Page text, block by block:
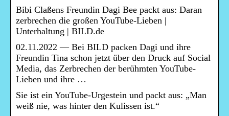
Bibi Claßens Freundin Dagi Bee packt aus: Daran
zerbrechen die großen YouTube-Lieben |
Unterhaltung | BILD.de
02.11.2022 — Bei BILD packen Dagi und ihre
Freundin Tina schon jetzt über den Druck auf Social
Media, das Zerbrechen der berühmten YouTube-
Lieben und ihre …
Sie ist ein YouTube-Urgestein und packt aus: „Man
weiß nie, was hinter den Kulissen ist.“